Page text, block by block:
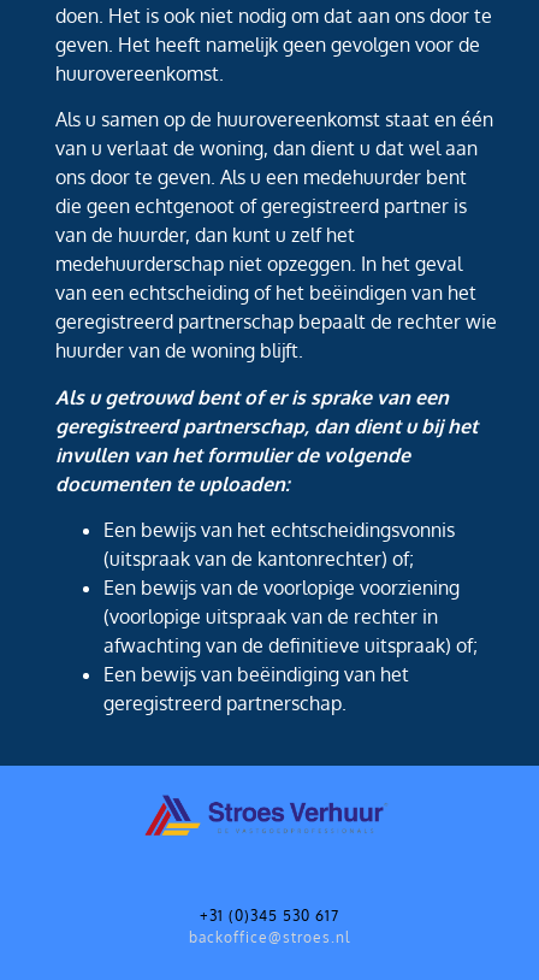
doen. Het is ook niet nodig om dat aan ons door te
geven. Het heeft namelijk geen gevolgen voor de
huurovereenkomst.
Als u samen op de huurovereenkomst staat en één
van u verlaat de woning, dan dient u dat wel aan
ons door te geven. Als u een medehuurder bent
die geen echtgenoot of geregistreerd partner is
van de huurder, dan kunt u zelf het
medehuurderschap niet opzeggen. In het geval
van een echtscheiding of het beëindigen van het
geregistreerd partnerschap bepaalt de rechter wie
huurder van de woning blijft.
Als u getrouwd bent of er is sprake van een
geregistreerd partnerschap, dan dient u bij het
invullen van het formulier de volgende
documenten te uploaden:
Een bewijs van het echtscheidingsvonnis
(uitspraak van de kantonrechter) of;
Een bewijs van de voorlopige voorziening
(voorlopige uitspraak van de rechter in
afwachting van de definitieve uitspraak) of;
Een bewijs van beëindiging van het
geregistreerd partnerschap.
+31 (0)345 530 617
backoffice@stroes.nl